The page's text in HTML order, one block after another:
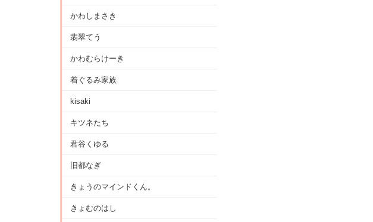
かわしまさき
翡翠てう
かわむらけーき
着ぐるみ家族
kisaki
キツネたち
君谷くゆる
旧都なぎ
きょうのマインドくん。
きょむのはし